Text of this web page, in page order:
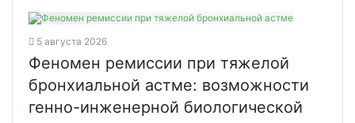
5 августа 2026
Феномен ремиссии при тяжелой
бронхиальной астме: возможности
генно-инженерной биологической